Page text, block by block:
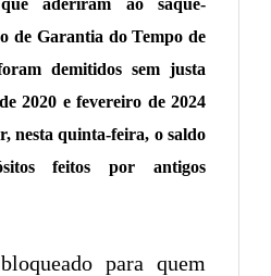
aderiram ao saque-
de Garantia do Tempo de
demitidos sem justa
2020 e fevereiro de 2024
nesta quinta-feira, o saldo
feitos por antigos
para quem